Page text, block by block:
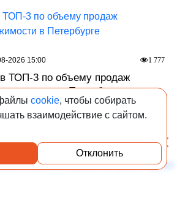
ТОП-3 по объему продаж
в Петербурге
продала 1,3 тыс. кв. м
на сумму 596 млн рублей.
1 777
2026 15:00
каталог проверенных квартир
cookie, чтобы собирать
взаимодействие с сайтом.
Отклонить